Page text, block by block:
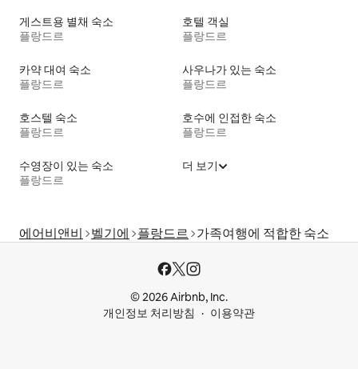
게스트용 별채 숙소
플랑드르
호텔 객실
플랑드르
카약 대여 숙소
플랑드르
사우나가 있는 숙소
플랑드르
호스텔 숙소
플랑드르
호수에 인접한 숙소
플랑드르
수영장이 있는 숙소
플랑드르
더 보기
에어비앤비 벨기에 플랑드르 가족여행에 적합한 숙소
© 2026 Airbnb, Inc.
개인정보 처리방침
이용약관